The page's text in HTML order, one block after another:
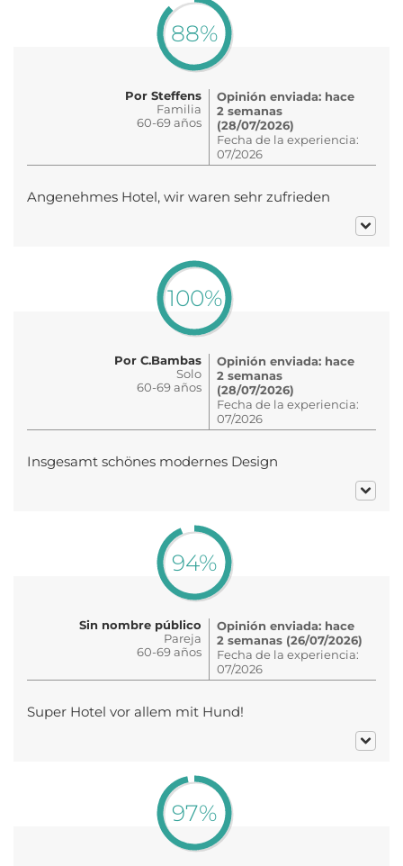
88%
Por Steffens
Familia
60-69 años
Opinión enviada: hace
2 semanas
(28/07/2026)
Fecha de la experiencia:
07/2026
Angenehmes Hotel, wir waren sehr zufrieden
100%
Por C.Bambas
Solo
60-69 años
Opinión enviada: hace
2 semanas
(28/07/2026)
Fecha de la experiencia:
07/2026
Insgesamt schönes modernes Design
94%
Sin nombre público
Pareja
60-69 años
Opinión enviada: hace
2 semanas (26/07/2026)
Fecha de la experiencia:
07/2026
Super Hotel vor allem mit Hund!
97%